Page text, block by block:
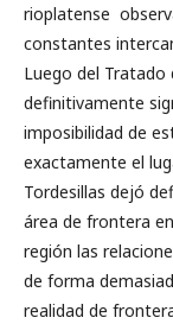
rioplatense
constantes
Luego del Tratado
definitivamente
imposibilidad de
exactamente el
Tordesillas dejó
área de frontera
región las
de forma
realidad de